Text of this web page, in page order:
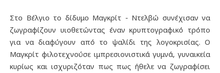
Στο Βέλγιο το δίδυμο Μαγκρίτ - Ντελβώ συνέχισαν να
ζωγραφίζουν υιοθετώντας έναν κρυπτογραφικό τρόπο
για να διαφύγουν από το ψαλίδι της λογοκρισίας. Ο
Μαγκρίτ φιλοτεχνούσε ιμπρεσιονιστικά γυμνά, γυναικεία
κυρίως και ισχυριζόταν πως πως ήθελε να ζωγραφίσει